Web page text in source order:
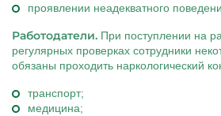
проявлении неадекватного
Работодатели. При поступлении на
регулярных проверках сотрудники
обязаны проходить наркологический
транспорт;
медицина;